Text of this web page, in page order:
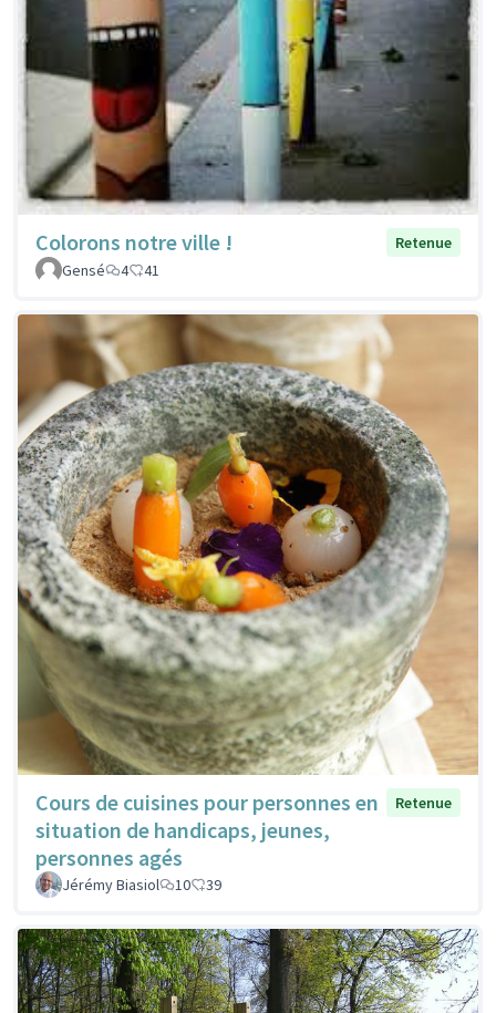
Colorons notre ville !
Retenue
Gensé
4 41
Cours de cuisines pour personnes en
situation de handicaps, jeunes,
personnes agés
Retenue
Jérémy Biasiol 10 39